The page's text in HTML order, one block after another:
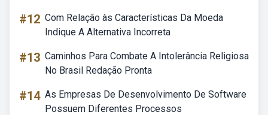
#12 Com Relação às Características Da Moeda
Indique A Alternativa Incorreta
#13 Caminhos Para Combate A Intolerância Religiosa
No Brasil Redação Pronta
#14 As Empresas De Desenvolvimento De Software
Possuem Diferentes Processos